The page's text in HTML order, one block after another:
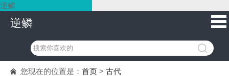
逆鳞
逆鳞
您现在的位置是： 首页 > 古代